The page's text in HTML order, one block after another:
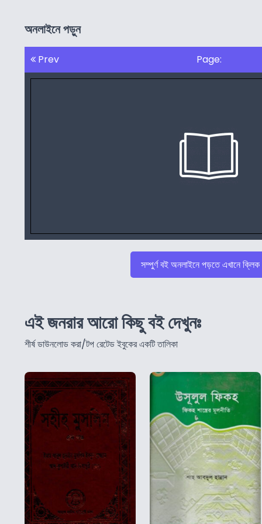
অনলাইনে পড়ুন
Prev Page:
সম্পুর্ণ বই অনলাইনে পড়তে এখানে
এই জনরার আরো কিছু বই দেখুনঃ
শীর্ষ ডাউনলোড করা/টপ রেটেড ইবুকের একটি তালিকা